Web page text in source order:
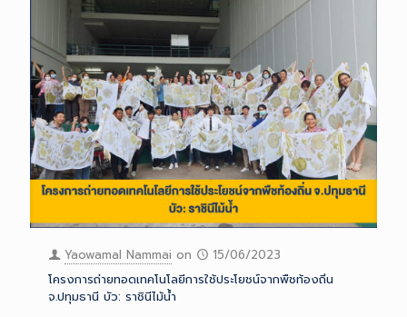
Yaowamal Nammai on
15/06/2023
โครงการถ่ายทอดเทคโนโลยีการใช้ประโยชน์จากพืชท้องถิ่น
จ.ปทุมธานี บัว: ราชินีไม้น้ำ